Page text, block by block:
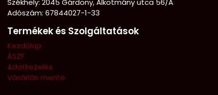
Székhely: 2045 Gárdony, Alkotmány utca 56/A
Adószám: 67844027-1-33
Termékek és Szolgáltatások
Kezdőlap
ÁSZF
Adatkezelés
Vásárlás mente